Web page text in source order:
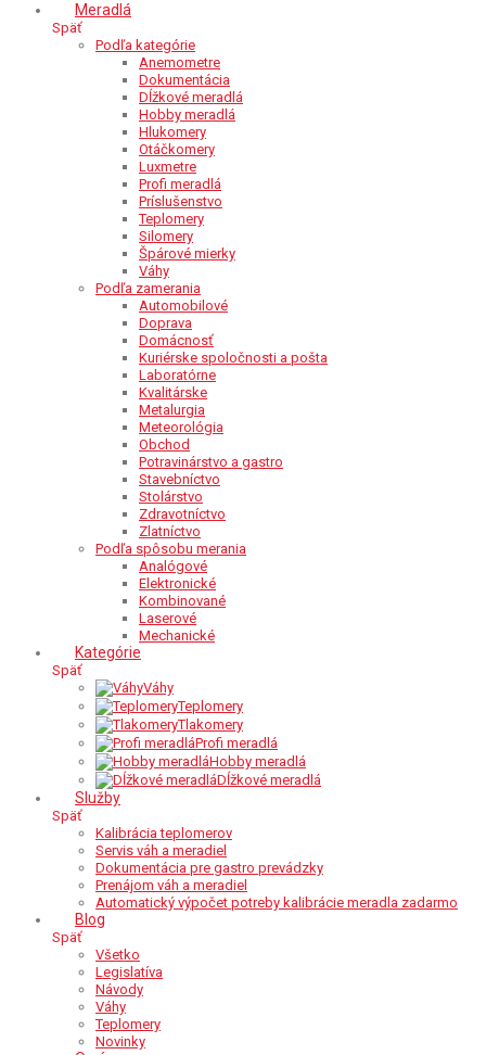
Meradlá
Späť
Podľa kategórie
Anemometre
Dokumentácia
Dĺžkové meradlá
Hobby meradlá
Hlukomery
Otáčkomery
Luxmetre
Profi meradlá
Príslušenstvo
Teplomery
Silomery
Špárové mierky
Váhy
Podľa zamerania
Automobilové
Doprava
Domácnosť
Kuriérske spoločnosti a pošta
Laboratórne
Kvalitárske
Metalurgia
Meteorológia
Obchod
Potravinárstvo a gastro
Stavebníctvo
Stolárstvo
Zdravotníctvo
Zlatníctvo
Podľa spôsobu merania
Analógové
Elektronické
Kombinované
Laserové
Mechanické
Kategórie
Späť
Váhy
Teplomery
Tlakomery
Profi meradlá
Hobby meradlá
Dĺžkové meradlá
Služby
Späť
Kalibrácia teplomerov
Servis váh a meradiel
Dokumentácia pre gastro prevádzky
Prenájom váh a meradiel
Automatický výpočet potreby kalibrácie meradla zadarmo
Blog
Späť
Všetko
Legislatíva
Návody
Váhy
Teplomery
Novinky